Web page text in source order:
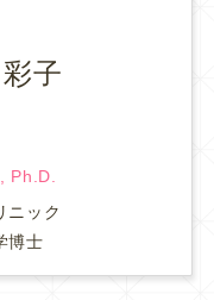
子
Ph.D.
ニック
博士